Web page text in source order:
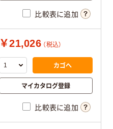
比較表に追加
￥21,026 （税込）
カゴへ
マイカタログ登録
比較表に追加